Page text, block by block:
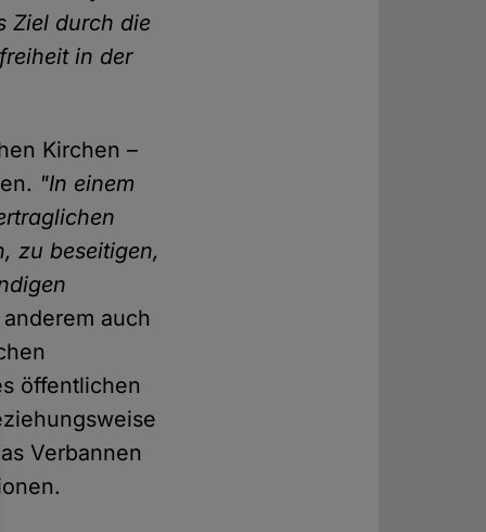
Ziel durch die
in der
Kirchen –
"In einem
zu beseitigen,
auch
öffentlichen
Verbannen